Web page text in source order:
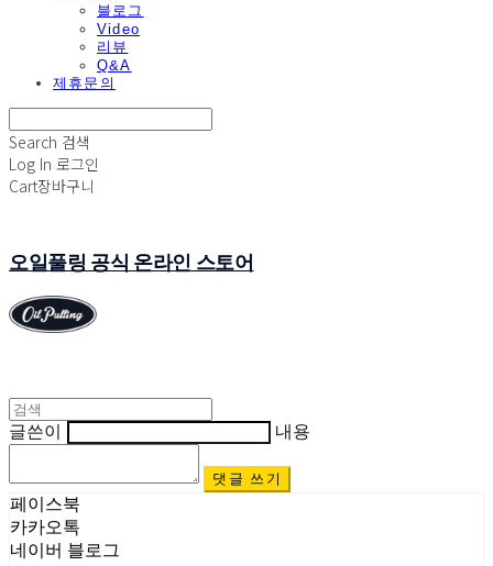
블로그
Video
리뷰
Q&A
제휴문의
Search 검색
Log In 로그인
Cart장바구니
오일풀링 공식 온라인 스토어
글쓴이 내용
댓글 쓰기
페이스북
카카오톡
네이버 블로그